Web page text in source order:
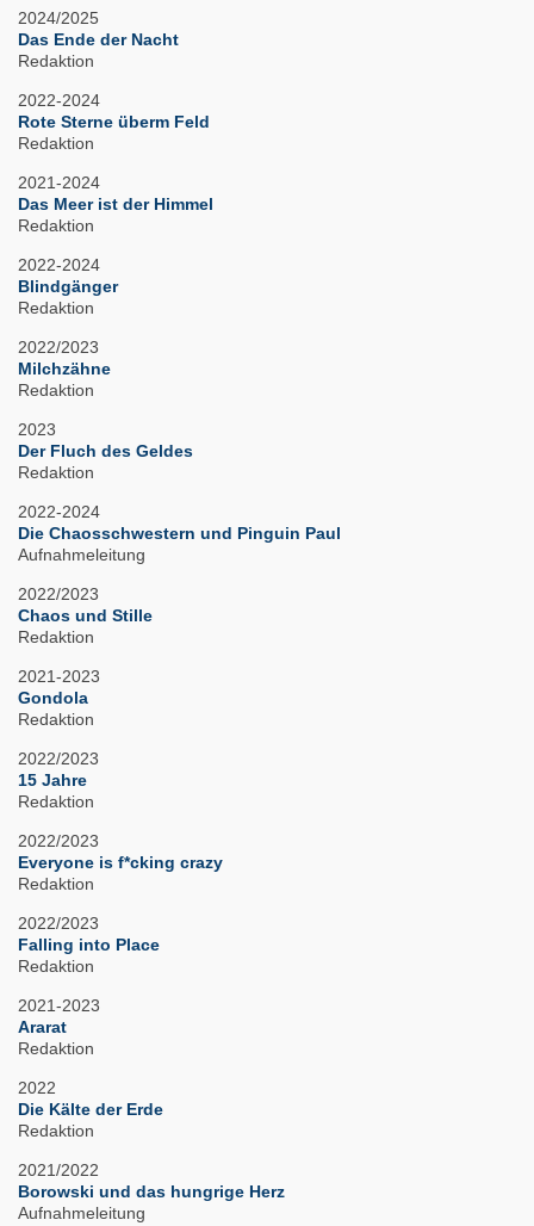
2024/2025
Das Ende der Nacht
Redaktion
2022-2024
Rote Sterne überm Feld
Redaktion
2021-2024
Das Meer ist der Himmel
Redaktion
2022-2024
Blindgänger
Redaktion
2022/2023
Milchzähne
Redaktion
2023
Der Fluch des Geldes
Redaktion
2022-2024
Die Chaosschwestern und Pinguin Paul
Aufnahmeleitung
2022/2023
Chaos und Stille
Redaktion
2021-2023
Gondola
Redaktion
2022/2023
15 Jahre
Redaktion
2022/2023
Everyone is f*cking crazy
Redaktion
2022/2023
Falling into Place
Redaktion
2021-2023
Ararat
Redaktion
2022
Die Kälte der Erde
Redaktion
2021/2022
Borowski und das hungrige Herz
Aufnahmeleitung